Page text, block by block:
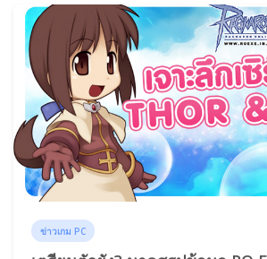
ข่าวเกม PC